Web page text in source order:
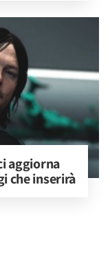
aggiorna
che inserirà